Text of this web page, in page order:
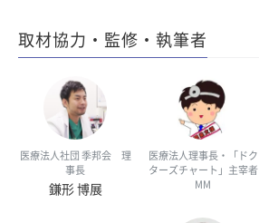
取材協力・監修・執筆者
医療法人社団 季邦会 理
事長
鎌形 博展
医療法人理事長・「ドク
ターズチャート」主宰者
MM